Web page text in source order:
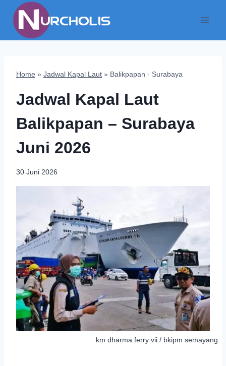
content
Home » Jadwal Kapal Laut » Balikpapan - Surabaya
Jadwal Kapal Laut
Balikpapan – Surabaya
Juni 2026
30 Juni 2026
km dharma ferry vii / bkipm semayang